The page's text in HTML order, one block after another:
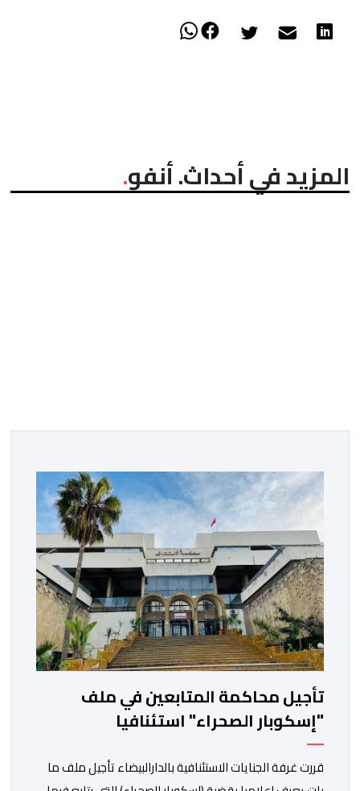
المزيد في أحداث. أنفو
تأجيل محاكمة المتابعين في ملف
"إسكوبار الصحراء" استئنافيا
قررت غرفة الجنايات الاستئنافية بالدارالبيضاء تأجيل ملف ما